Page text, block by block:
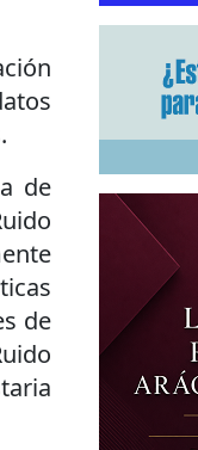
de
de